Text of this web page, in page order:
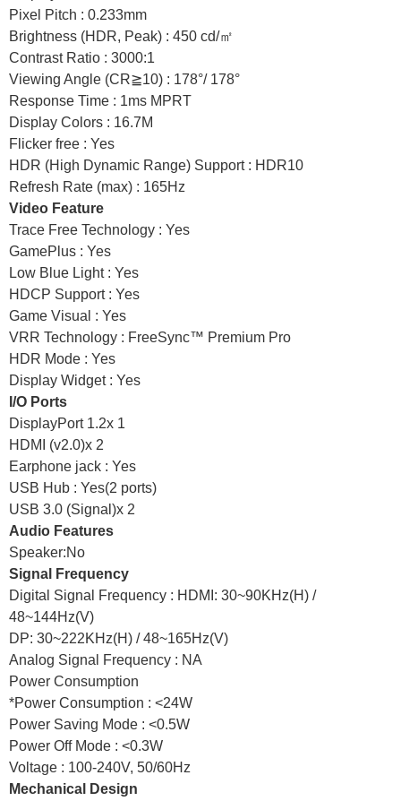
Pixel Pitch : 0.233mm
Brightness (HDR, Peak) : 450 cd/㎡
Contrast Ratio : 3000:1
Viewing Angle (CR≧10) : 178°/ 178°
Response Time : 1ms MPRT
Display Colors : 16.7M
Flicker free : Yes
HDR (High Dynamic Range) Support : HDR10
Refresh Rate (max) : 165Hz
Video Feature
Trace Free Technology : Yes
GamePlus : Yes
Low Blue Light : Yes
HDCP Support : Yes
Game Visual : Yes
VRR Technology : FreeSync™ Premium Pro
HDR Mode : Yes
Display Widget : Yes
I/O Ports
DisplayPort 1.2x 1
HDMI (v2.0)x 2
Earphone jack : Yes
USB Hub : Yes(2 ports)
USB 3.0 (Signal)x 2
Audio Features
Speaker:No
Signal Frequency
Digital Signal Frequency : HDMI: 30~90KHz(H) /
48~144Hz(V)
DP: 30~222KHz(H) / 48~165Hz(V)
Analog Signal Frequency : NA
Power Consumption
Power Consumption : <24W*
Power Saving Mode : <0.5W
Power Off Mode : <0.3W
Voltage : 100-240V, 50/60Hz
Mechanical Design